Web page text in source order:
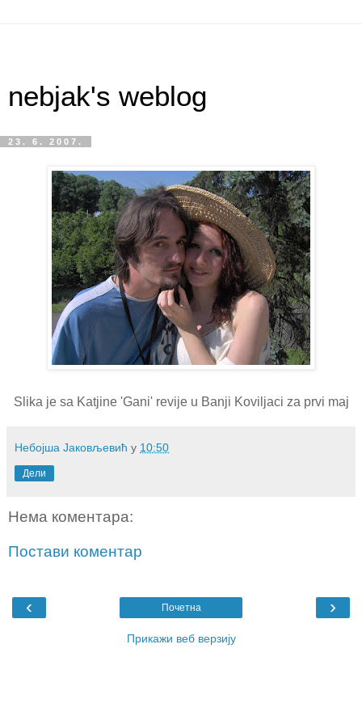
nebjak's weblog
23. 6. 2007.
Slika je sa Katjine 'Gani' revije u Banji Koviljaci za prvi maj
Небојша Јаковљевић у 10:50
Дели
Нема коментара:
Постави коментар
‹ ›
Почетна
Прикажи веб верзију